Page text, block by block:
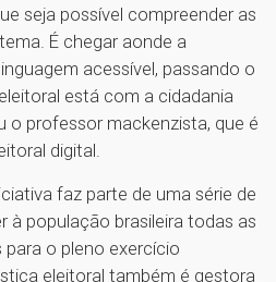
seja possível compreender as
É chegar aonde a
acessível, passando o
está com a cidadania
o professor mackenzista, que é
digital.
faz parte de uma série de
à população brasileira todas as
o pleno exercício
eleitoral também é gestora